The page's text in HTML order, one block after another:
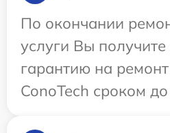
По окончании
услуги Вы
гарантию на ремонт
ConoTech сроком до